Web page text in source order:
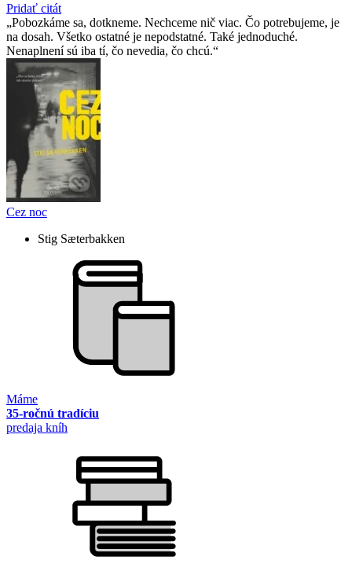
Pridať citát
Pobozkáme sa, dotkneme. Nechceme nič viac. Čo potrebujeme, je
na dosah. Všetko ostatné je nepodstatné. Také jednoduché.
Nenaplnení sú iba tí, čo nevedia, čo chcú.
Cez noc
Stig Sæterbakken
Máme
35-ročnú tradíciu
predaja kníh